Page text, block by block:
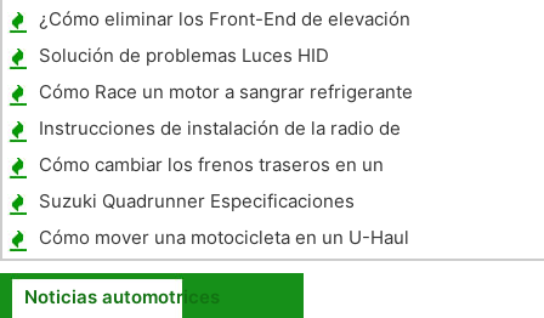
problemas de un sistema de entrada sin
llave en un coche a distancia
¿Cómo eliminar los Front-End de elevación
en un tracción delantera
Solución de problemas Luces HID
Cómo Race un motor a sangrar refrigerante
Bubbles
Instrucciones de instalación de la radio de
coche para el Sunfire Pontiac
Cómo cambiar los frenos traseros en un
Pontiac Grand Prix
Suzuki Quadrunner Especificaciones
Cómo mover una motocicleta en un U-Haul
remolque
Noticias automotrices